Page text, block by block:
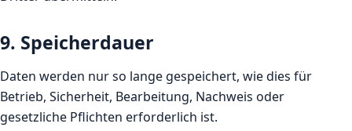
9. Speicherdauer
Daten werden nur so lange gespeichert, wie dies für
Betrieb, Sicherheit, Bearbeitung, Nachweis oder
gesetzliche Pflichten erforderlich ist.